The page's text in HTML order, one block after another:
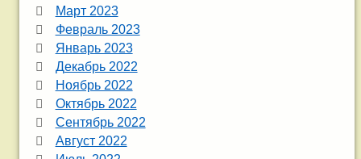
Март 2023
Февраль 2023
Январь 2023
Декабрь 2022
Ноябрь 2022
Октябрь 2022
Сентябрь 2022
Август 2022